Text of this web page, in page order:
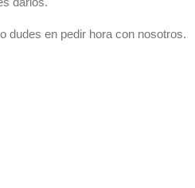
dudes en pedir hora con nosotros.